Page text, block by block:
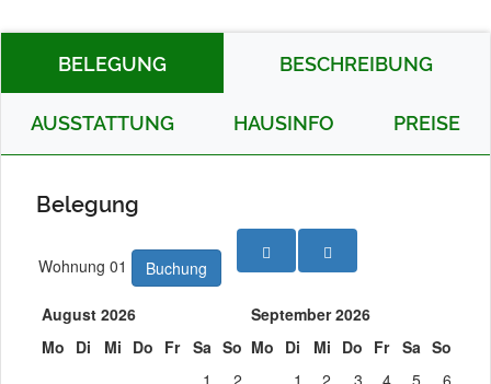
BELEGUNG BESCHREIBUNG
AUSSTATTUNG HAUSINFO PREISE
Belegung